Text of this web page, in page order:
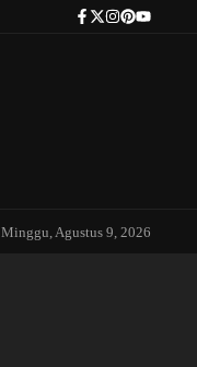
Tokoh Indonesia Pertama yang
Minggu, Agustus 9, 2026